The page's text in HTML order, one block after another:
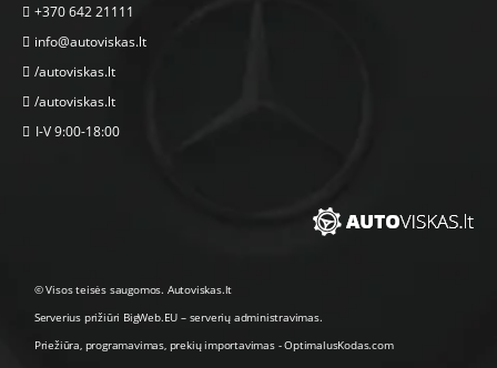
+370 642 21111
info@autoviskas.lt
/autoviskas.lt
/autoviskas.lt
I-V 9:00-18:00
© Visos teisės saugomos. Autoviskas.lt
Serverius prižiūri BigWeb.EU – serverių administravimas.
Priežiūra, programavimas prekių importavimas-OptimalusKodas.com